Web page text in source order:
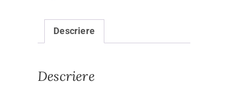
Descriere
Descriere